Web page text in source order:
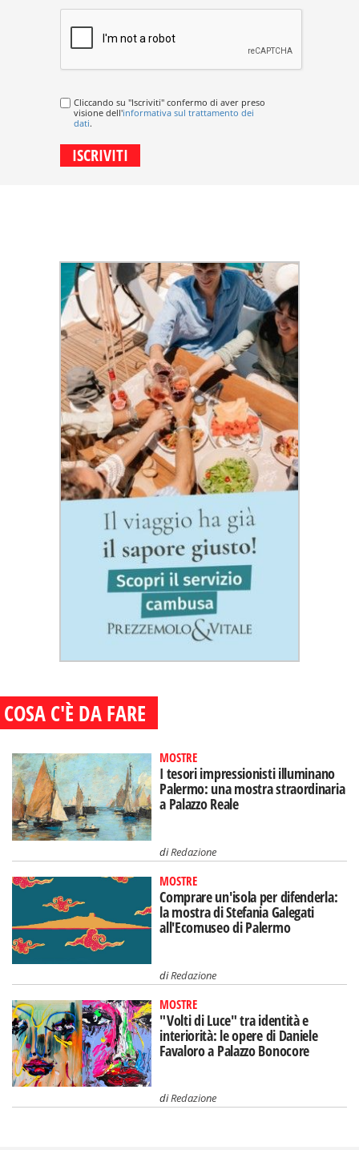
Cliccando su "Iscriviti" confermo di aver preso
visione dell'informativa sul trattamento dei
dati.
COSA C'È DA FARE
MOSTRE
I tesori impressionisti illuminano
Palermo: una mostra straordinaria
a Palazzo Reale
diRedazione
MOSTRE
Comprare un'isola per difenderla:
la mostra di Stefania Galegati
all'Ecomuseo di Palermo
diRedazione
MOSTRE
"Volti di Luce" tra identità e
interiorità: le opere di Daniele
Favaloro a Palazzo Bonocore
diRedazione